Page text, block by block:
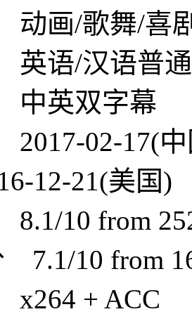
/歌舞/喜
/汉语普通
英双字幕
2017-02-17(
12-21(美国)
10 from
7.1/10 from
+ ACC